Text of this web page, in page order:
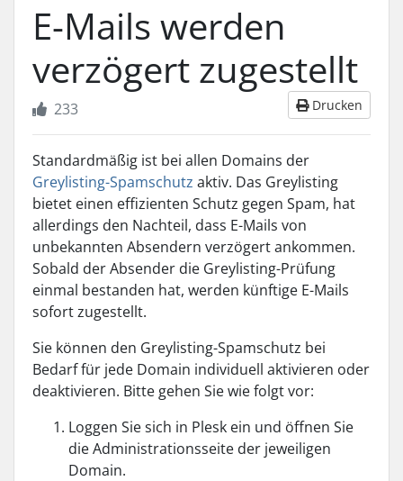
E-Mails werden
verzögert zugestellt
Drucken
233
Standardmäßig ist bei allen Domains der
Greylisting-Spamschutz aktiv. Das Greylisting
bietet einen effizienten Schutz gegen Spam, hat
allerdings den Nachteil, dass E-Mails von
unbekannten Absendern verzögert ankommen.
Sobald der Absender die Greylisting-Prüfung
einmal bestanden hat, werden künftige E-Mails
sofort zugestellt.
Sie können den Greylisting-Spamschutz bei
Bedarf für jede Domain individuell aktivieren oder
deaktivieren. Bitte gehen Sie wie folgt vor:
Loggen Sie sich in Plesk ein und öffnen Sie
die Administrationsseite der jeweiligen
Domain.